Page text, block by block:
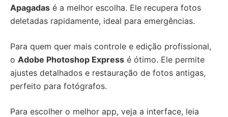
Apagadas é a melhor escolha. Ele recupera fotos
deletadas rapidamente, ideal para emergências.
Para quem quer mais controle e edição profissional,
o Adobe Photoshop Express é ótimo. Ele permite
ajustes detalhados e restauração de fotos antigas,
perfeito para fotógrafos.
Para escolher o melhor app, veja a interface, leia